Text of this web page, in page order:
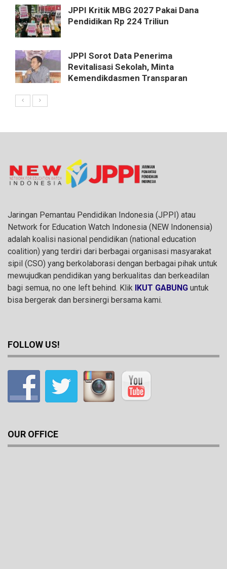
JPPI Kritik MBG 2027 Pakai Dana
Pendidikan Rp 224 Triliun
JPPI Sorot Data Penerima
Revitalisasi Sekolah, Minta
Kemendikdasmen Transparan
Jaringan Pemantau Pendidikan Indonesia (JPPI) atau
Network for Education Watch Indonesia (NEW Indonensia)
adalah koalisi nasional pendidikan (national education
coalition) yang terdiri dari berbagai organisasi masyarakat
sipil (CSO) yang berkolaborasi dengan berbagai pihak untuk
mewujudkan pendidikan yang berkualitas dan berkeadilan
bagi semua, no one left behind. Klik IKUT GABUNG untuk
bisa bergerak dan bersinergi bersama kami.
FOLLOW US!
OUR OFFICE